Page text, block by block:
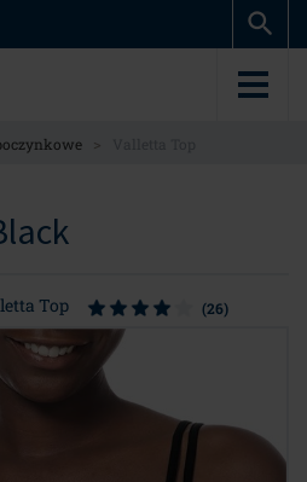
>
Top (26)